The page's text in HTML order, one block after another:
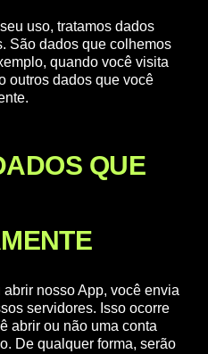
uso, tratamos dados
São dados que colhemos
quando você visita
outros dados que você
QUE
nosso App, você envia
servidores. Isso ocorre
abrir ou não uma conta
De qualquer forma, serão